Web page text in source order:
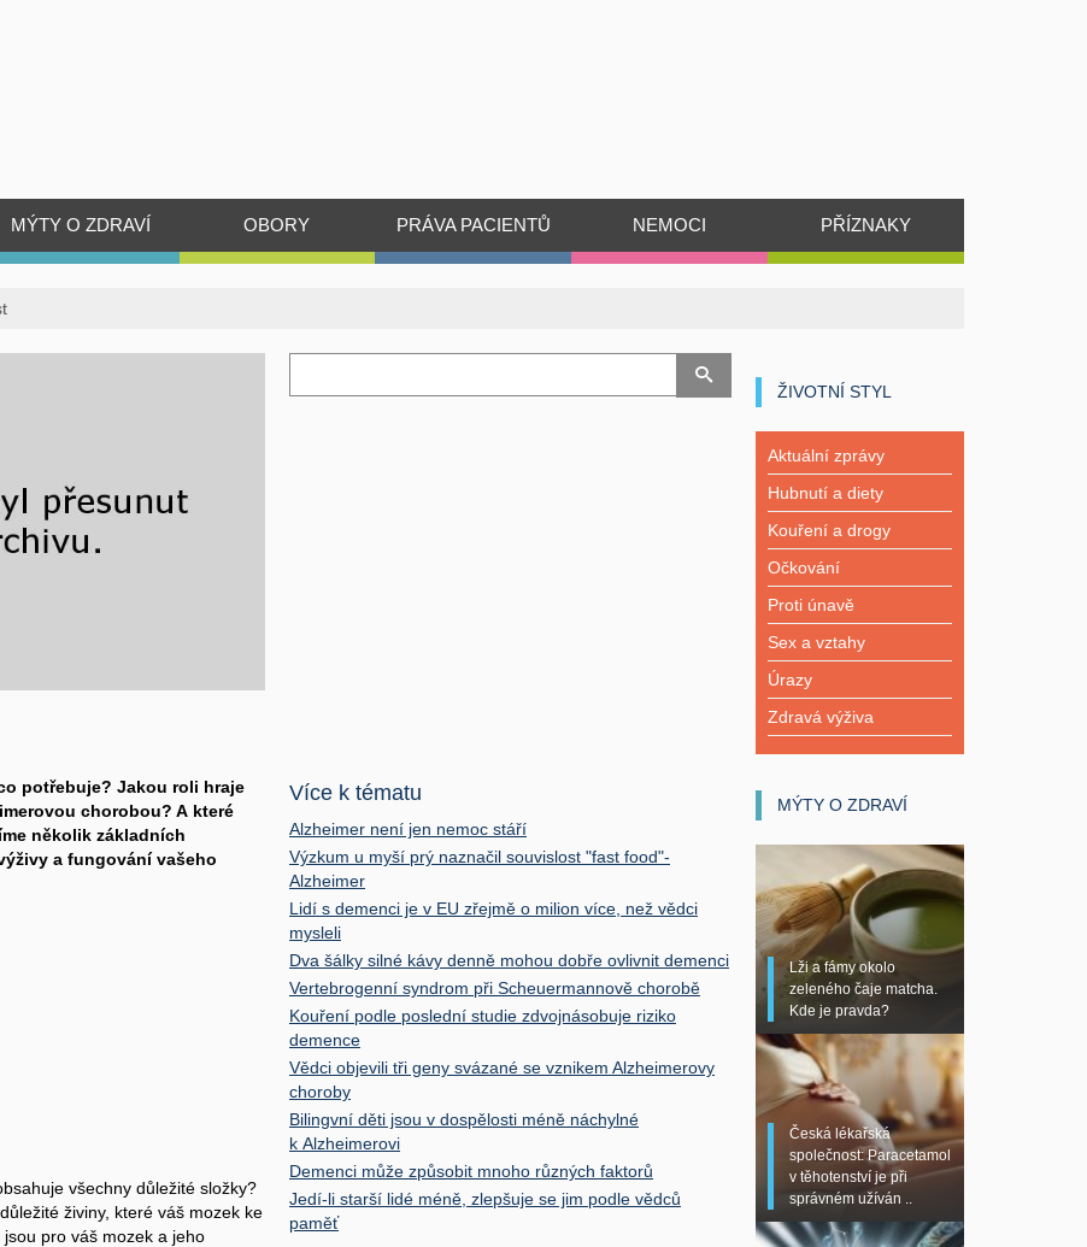
MÝTY O ZDRAVÍ OBORY PRÁVA PACIENTŮ NEMOCI PŘÍZNAKY
potřebuje? Jakou roli hraje
chorobou? A které
několik základních
a fungování vašeho
všechny důležité složky?
živiny, které váš mozek ke
pro váš mozek a jeho
Více k tématu
Alzheimer není jen nemoc stáří
Výzkum u myší prý naznačil souvislost "fast food"-
Alzheimer
Lidí s demenci je v EU zřejmě o milion více, než vědci
mysleli
Dva šálky silné kávy denně mohou dobře ovlivnit demenci
Vertebrogenní syndrom při Scheuermannově chorobě
Kouření podle poslední studie zdvojnásobuje riziko
demence
Vědci objevili tři geny svázané se vznikem Alzheimerovy
choroby
Bilingvní děti jsou v dospělosti méně náchylné
k Alzheimerovi
Demenci může způsobit mnoho různých faktorů
Jedí-li starší lidé méně, zlepšuje se jim podle vědců
paměť
ŽIVOTNÍ STYL
Aktuální zprávy
Hubnutí a diety
Kouření a drogy
Očkování
Proti únavě
Sex a vztahy
Úrazy
Zdravá výživa
MÝTY O ZDRAVÍ
Lži a fámy okolo
zeleného čaje matcha.
Kde je pravda?
Česká lékařská
společnost: Paracetamol
v těhotenství je při
správném užíván ..